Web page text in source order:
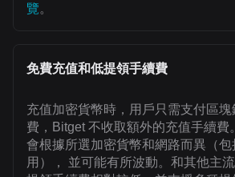
覽。
免費充值和低提領手續費
充值加密貨幣時，用戶只需支付區
費，Bitget 不收取額外的充值手續費
會根據所選加密貨幣和網路而異（
用）， 並可能有所波動。和其他主